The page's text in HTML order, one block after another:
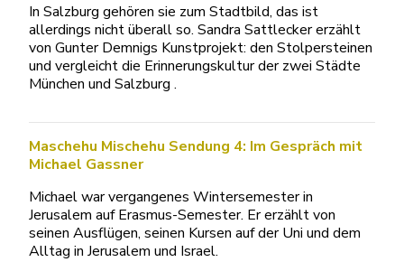
In Salzburg gehören sie zum Stadtbild, das ist
allerdings nicht überall so. Sandra Sattlecker erzählt
von Gunter Demnigs Kunstprojekt: den Stolpersteinen
und vergleicht die Erinnerungskultur der zwei Städte
München und Salzburg .
Maschehu Mischehu Sendung 4: Im Gespräch mit
Michael Gassner
Michael war vergangenes Wintersemester in
Jerusalem auf Erasmus-Semester. Er erzählt von
seinen Ausflügen, seinen Kursen auf der Uni und dem
Alltag in Jerusalem und Israel.